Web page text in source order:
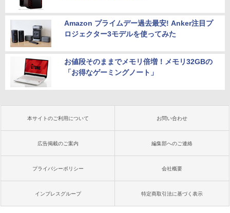
Amazon プライムデー過去最安! Anker注目プ
ロジェクター3モデルを使ってみた
お値段そのままでメモリ倍増！メモリ32GBの
「お得なゲーミングノート」
本サイトのご利用について お問い合わせ
広告掲載のご案内 編集部へのご連絡
プライバシーポリシー 会社概要
インプレスグループ 特定商取引法に基づく表示